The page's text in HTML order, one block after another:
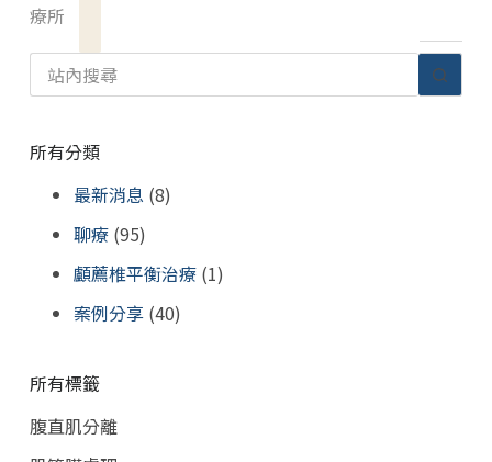
療所
所有分類
最新消息 (8)
聊療(95)
顱薦椎平衡治療(1)
案例分享(40)
所有標籤
腹直肌分離